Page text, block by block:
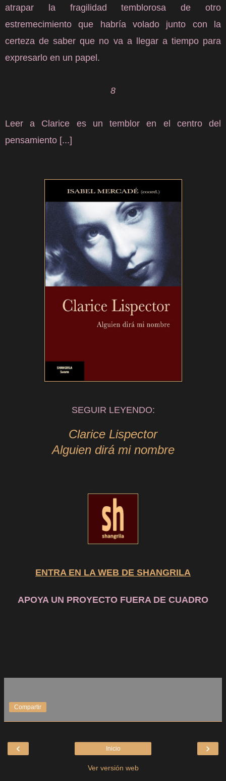
atrapar la fragilidad temblorosa de otro
estremecimiento que habría volado junto con la
certeza de saber que no va a llegar a tiempo para
expresarlo en un papel.
8
Leer a Clarice es un temblor en el centro del
pensamiento [...]
SEGUIR LEYENDO:
Clarice Lispector
Alguien dirá mi nombre
ENTRA EN LA WEB DE SHANGRILA
APOYA UN PROYECTO FUERA DE CUADRO
Compartir
‹ ›
Inicio
Ver versión web